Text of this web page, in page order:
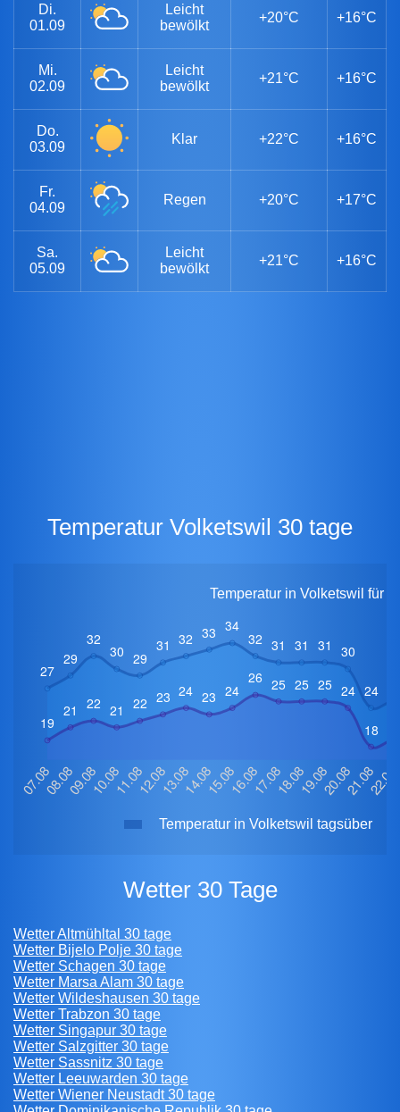
Di.
01.09
Leicht
bewölkt
+20°C +16°C
Mi.
02.09
Leicht
bewölkt
+21°C +16°C
Do.
03.09
Klar +22°C +16°C
Fr.
04.09
Regen +20°C +17°C
Sa.
05.09
Leicht
bewölkt
+21°C +16°C
Temperatur Volketswil 30 tage
Temperatur in Volketswil für
Temperatur in Volketswil tagsüber
Wetter 30 Tage
Wetter Altmühltal 30 tage
Wetter Bijelo Polje 30 tage
Wetter Schagen 30 tage
Wetter Marsa Alam 30 tage
Wetter Wildeshausen 30 tage
Wetter Trabzon 30 tage
Wetter Singapur 30 tage
Wetter Salzgitter 30 tage
Wetter Sassnitz 30 tage
Wetter Leeuwarden 30 tage
Wetter Wiener Neustadt 30 tage